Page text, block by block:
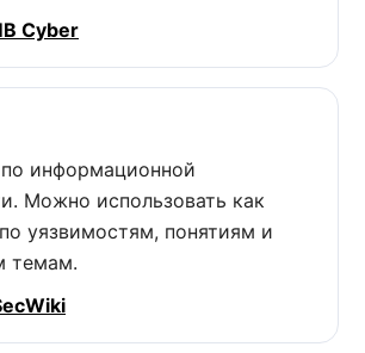
Cyber
информационной
Можно использовать как
уязвимостям, понятиям и
темам.